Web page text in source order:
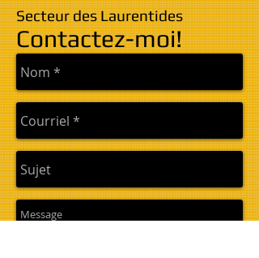
Contactez-moi!
Secteur des Laurentides